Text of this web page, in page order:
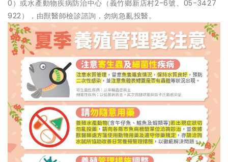
0）或水產動物疾病防治中心（義竹鄉新店村2-6號、05-3427
922），由獸醫師檢診諮詢，勿病急亂投醫。